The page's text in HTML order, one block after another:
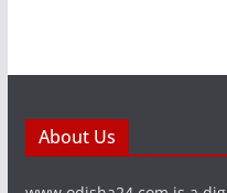
About Us